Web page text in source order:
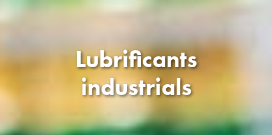
Lubrificants
industrials